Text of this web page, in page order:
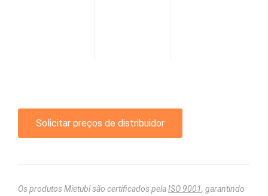
Solicitar preços de distribuidor
Os produtos Mietubl são certificados pelaISO 9001, garantindo